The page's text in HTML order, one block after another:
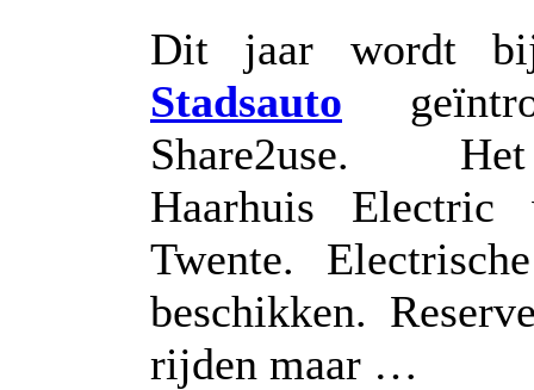
Dit jaar wordt
Stadsauto
Share2use. Het
Haarhuis
Twente.
beschikken.
rijden maar …